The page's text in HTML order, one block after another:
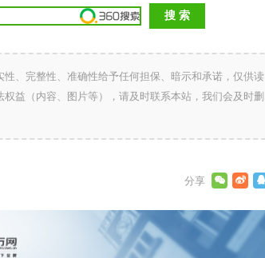
、完整性、准确性给予任何担保、暗示和承诺，仅供读
益（内容、图片等），请及时联系本站，我们会及时删